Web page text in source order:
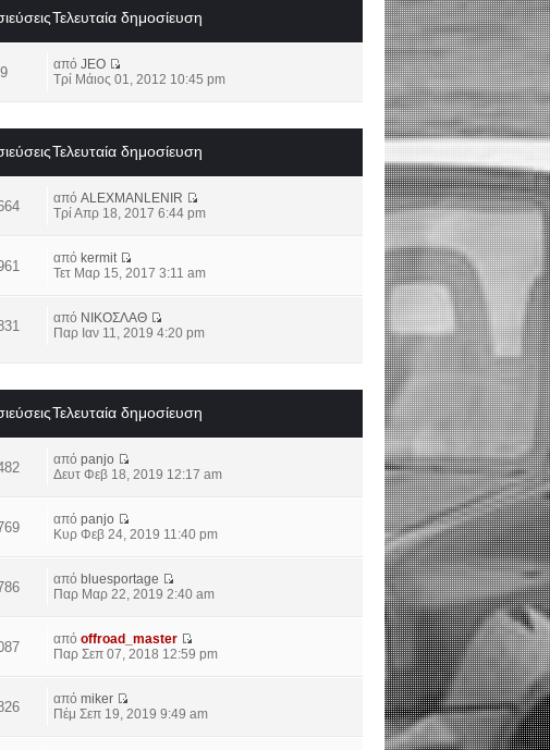
Τελευταία δημοσίευση
9 απόJEO
Τρί Μάιος 01, 2012 10:45 pm
Τελευταία δημοσίευση
απόALEXMANLENIR
Τρί Απρ 18, 2017 6:44 pm
από kermit
Τετ Μαρ 15, 2017 3:11 am
από ΝΙΚΟΣΛΑΘ
Παρ Ιαν 11, 2019 4:20 pm
Τελευταία δημοσίευση
απόpanjo
Δευτ Φεβ 18, 2019 12:17 am
απόpanjo
Κυρ Φεβ 24, 2019 11:40 pm
από bluesportage
Παρ Μαρ 22, 2019 2:40 am
απόoffroad_master
Παρ Σεπ 07, 2018 12:59 pm
απόmiker
Πέμ Σεπ 19, 2019 9:49 am